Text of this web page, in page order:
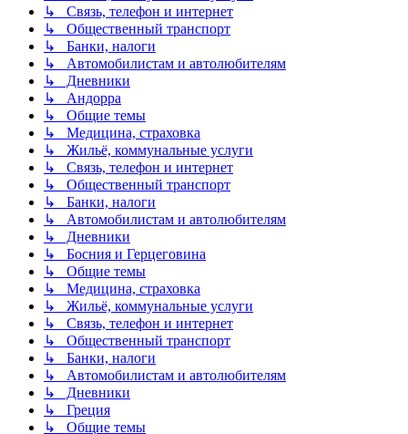
↳ Связь, телефон и интернет
↳ Общественный транспорт
↳ Банки, налоги
↳ Автомобилистам и автолюбителям
↳ Дневники
↳ Андорра
↳ Общие темы
↳ Медицина, страховка
↳ Жильё, коммунальные услуги
↳ Связь, телефон и интернет
↳ Общественный транспорт
↳ Банки, налоги
↳ Автомобилистам и автолюбителям
↳ Дневники
↳ Босния и Герцеговина
↳ Общие темы
↳ Медицина, страховка
↳ Жильё, коммунальные услуги
↳ Связь, телефон и интернет
↳ Общественный транспорт
↳ Банки, налоги
↳ Автомобилистам и автолюбителям
↳ Дневники
↳ Греция
↳ Общие темы